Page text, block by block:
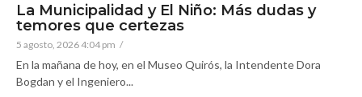
La Municipalidad y El Niño: Más dudas y
temores que certezas
5 agosto, 2026 4:04 pm /
En la mañana de hoy, en el Museo Quirós, la Intendente Dora
Bogdan y el Ingeniero...